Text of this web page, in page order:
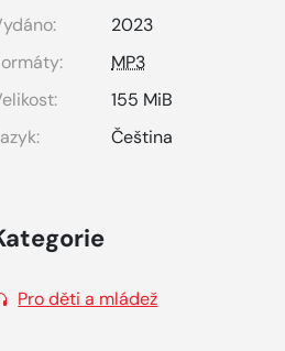
2023
MP3
155 MiB
Čeština
Pro děti a mládež